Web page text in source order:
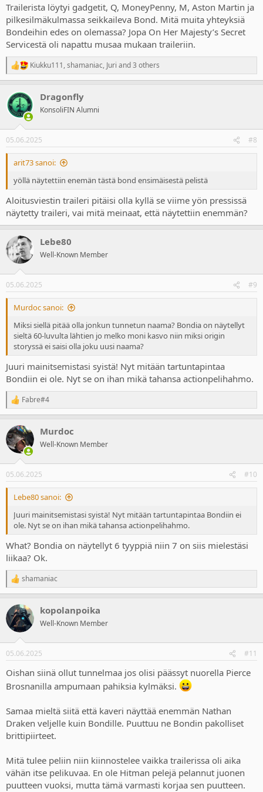
Trailerista löytyi gadgetit, Q, MoneyPenny, M, Aston Martin ja
pilkesilmäkulmassa seikkaileva Bond. Mitä muita yhteyksiä
Bondeihin edes on olemassa? Jopa On Her Majesty’s Secret
Servicestä oli napattu musaa mukaan traileriin.
R
e
c
t
i
s
:
Kiukku111, shamaniac, Juri and 3 others
Dragonfly
KonsoliFIN Alumni
05.06.2025 #8
arit73 sanoi:
yöllä näytettiin enemän tästä bond ensimäisestä pelistä
Aloitusviestin traileri pitäisi olla kyllä se viime yön pressissä
näytetty traileri, vai mitä meinaat, että näytettiin enemmän?
Lebe80
Well-Known Member
05.06.2025 #9
Murdoc sanoi:
Miksi siellä pitää olla jonkun tunnetun naama? Bondia on näytellyt
sieltä 60-luvulta lähtien jo melko moni kasvo niin miksi origin
storyssä ei saisi olla joku uusi naama?
Juuri mainitsemistasi syistä! Nyt mitään tartuntapintaa
Bondiin ei ole. Nyt se on ihan mikä tahansa actionpelihahmo.
R
e
c
t
i
s
:
Fabre#4
Murdoc
Well-Known Member
05.06.2025 #10
Lebe80 sanoi:
Juuri mainitsemistasi syistä! Nyt mitään tartuntapintaa Bondiin ei
ole. Nyt se on ihan mikä tahansa actionpelihahmo.
What? Bondia on näytellyt 6 tyyppiä niin 7 on siis mielestäsi
liikaa? Ok.
R
e
c
t
i
s
shamaniac
kopolanpoika
Well-Known Member
05.06.2025 #11
Oishan siinä ollut tunnelmaa jos olisi päässyt nuorella Pierce
Brosnanilla ampumaan pahiksia kylmäksi.
Samaa mieltä siitä että kaveri näyttää enemmän Nathan
Draken veljelle kuin Bondille. Puuttuu ne Bondin pakolliset
brittipiirteet.
Mitä tulee peliin niin kiinnostelee vaikka trailerissa oli aika
vähän itse pelikuvaa. En ole Hitman pelejä pelannut juonen
puutteen vuoksi, mutta tämä varmasti korjaa sen puutteen.